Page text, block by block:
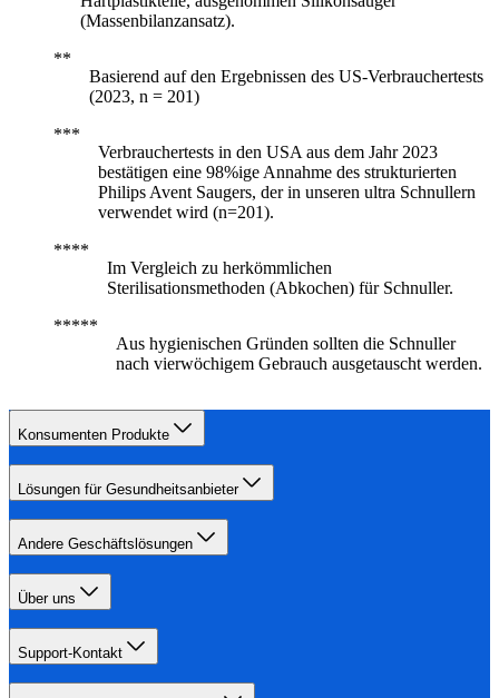
(Massenbilanzansatz).
Basierend auf den Ergebnissen des US-Verbrauchertests
(2023, n = 201)
Verbrauchertests in den USA aus dem Jahr 2023
bestätigen eine 98%ige Annahme des strukturierten
Philips Avent Saugers, der in unseren ultra Schnullern
verwendet wird (n=201).
Im Vergleich zu herkömmlichen
Sterilisationsmethoden (Abkochen) für Schnuller.
Aus hygienischen Gründen sollten die Schnuller
nach vierwöchigem Gebrauch ausgetauscht werden.
Konsumenten Produkte
Lösungen für Gesundheitsanbieter
Andere Geschäftslösungen
Über uns
Support-Kontakt